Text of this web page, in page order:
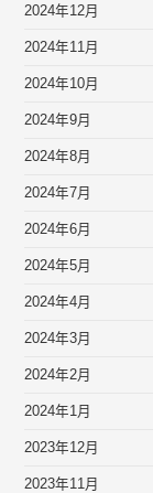
2024年12月
2024年11月
2024年10月
2024年9月
2024年8月
2024年7月
2024年6月
2024年5月
2024年4月
2024年3月
2024年2月
2024年1月
2023年12月
2023年11月